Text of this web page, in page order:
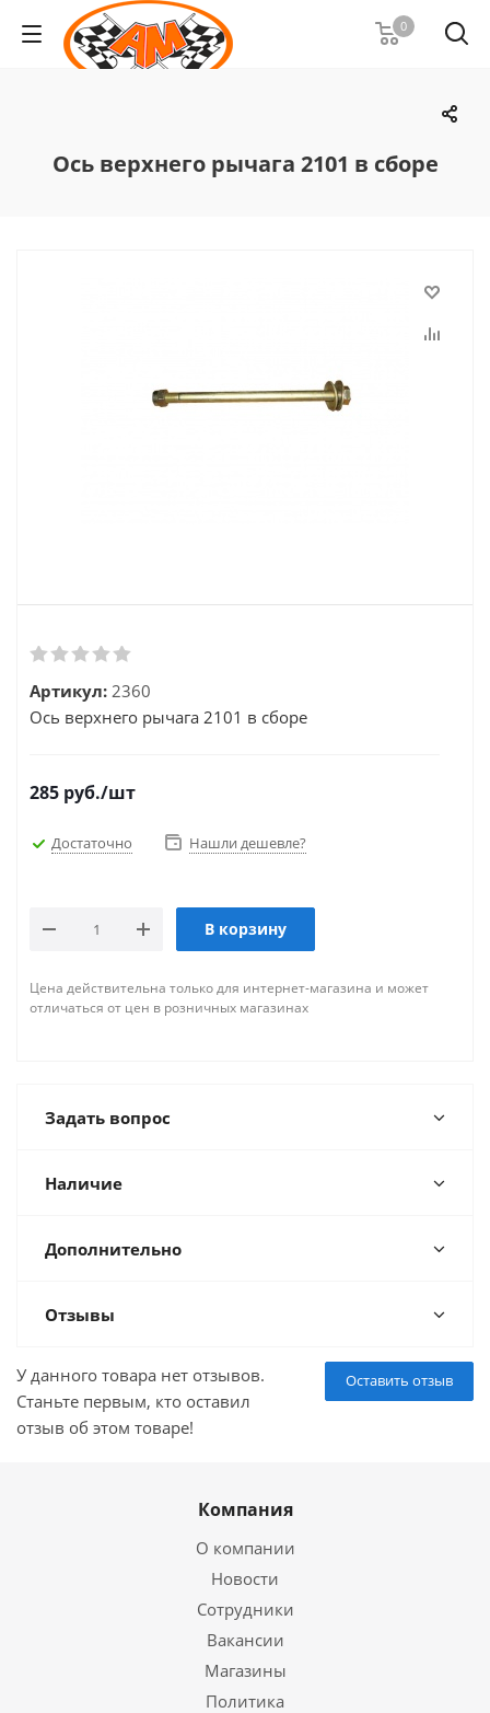
0
Ось верхнего рычага 2101 в сборе
Артикул: 2360
Ось верхнего рычага 2101 в сборе
285 руб./шт
Достаточно Нашли дешевле?
В корзину
Цена действительна только для интернет-магазина и может
отличаться от цен в розничных магазинах
Задать вопрос
Наличие
Дополнительно
Отзывы
Оставить отзыв
У данного товара нет отзывов.
Станьте первым, кто оставил
отзыв об этом товаре!
Компания
О компании
Новости
Сотрудники
Вакансии
Магазины
Политика